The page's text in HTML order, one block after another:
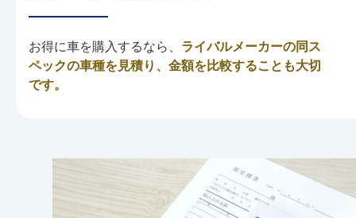
お得に車を購入するなら、 ライバルメーカーの同ス
ペックの車種を見積り、金額を比較することも大切
です。